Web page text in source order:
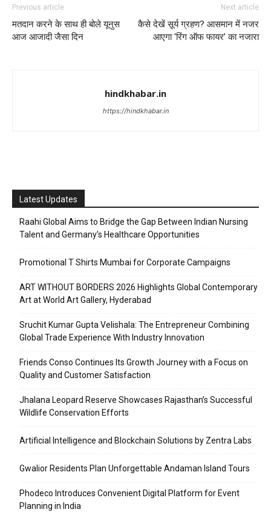
Previous article
मतदान करने के साथ ही बोले यूनुस
आज आजादी जैसा दिन
Next article
कैसे देखें सूर्य ग्रहण? आसमान में नजर
आएगा ‘रिंग ऑफ फायर’ का नजारा
hindkhabar.in
https://hindkhabar.in
Latest Updates
Raahi Global Aims to Bridge the Gap Between Indian Nursing
Talent and Germany’s Healthcare Opportunities
Promotional T Shirts Mumbai for Corporate Campaigns
ART WITHOUT BORDERS 2026 Highlights Global Contemporary
Art at World Art Gallery, Hyderabad
Sruchit Kumar Gupta Velishala: The Entrepreneur Combining
Global Trade Experience With Industry Innovation
Friends Conso Continues Its Growth Journey with a Focus on
Quality and Customer Satisfaction
Jhalana Leopard Reserve Showcases Rajasthan’s Successful
Wildlife Conservation Efforts
Artificial Intelligence and Blockchain Solutions by Zentra Labs
Gwalior Residents Plan Unforgettable Andaman Island Tours
Phodeco Introduces Convenient Digital Platform for Event
Planning in India